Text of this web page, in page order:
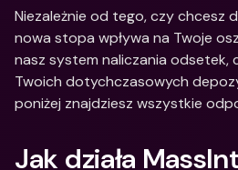
Niezależnie od tego, czy chcesz
nowa stopa wpływa na Twoje
nasz system naliczania odsetek,
Twoich dotychczasowych
poniżej znajdziesz wszystkie
Jak działa